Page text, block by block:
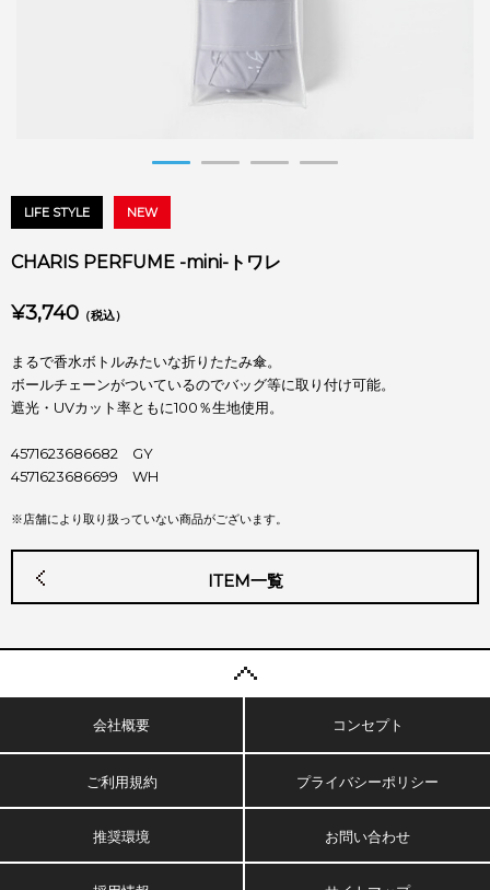
LIFE STYLE NEW
CHARIS PERFUME -mini-トワレ
¥3,740 （税込）
まるで香水ボトルみたいな折りたたみ傘。
ボールチェーンがついているのでバッグ等に取り付け可能。
遮光・UVカット率ともに100％生地使用。
4571623686682 GY
4571623686699 WH
※店舗により取り扱っていない商品がございます。
ITEM一覧
会社概要 コンセプト
ご利用規約 プライバシーポリシー
推奨環境 お問い合わせ